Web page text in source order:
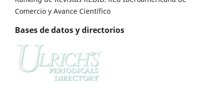
Comercio y Avance Científico
Bases de datos y directorios